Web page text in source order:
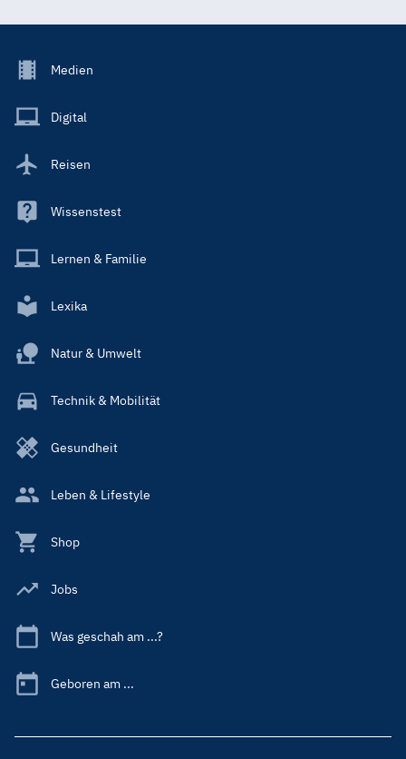
Footer
Main
Medien
Digital
Reisen
Wissenstest
Lernen & Familie
Lexika
Natur & Umwelt
Technik & Mobilität
Gesundheit
Leben & Lifestyle
Shop
Jobs
Was geschah am ...?
Geboren am ...